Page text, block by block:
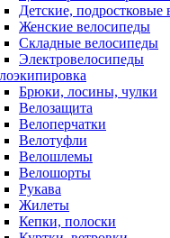
Детские, подростковые
Женские велосипеды
Складные велосипеды
Электровелосипеды
Брюки, лосины, чулки
Велозащита
Велоперчатки
Велотуфли
Велошлемы
Велошорты
Рукава
Жилеты
Кепки, полоски